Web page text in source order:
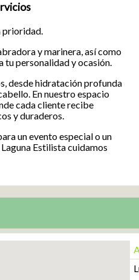
prioridad.
y marinera, así como
tu personalidad y ocasión.
desde hidratación profunda
En nuestro espacio
cada cliente recibe
y duraderos.
un evento especial o un
Estilista cuidamos